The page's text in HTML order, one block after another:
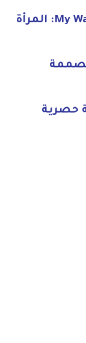
سارة كيرّن مؤسسة My Wardrobe.com: المرأة
حصرية